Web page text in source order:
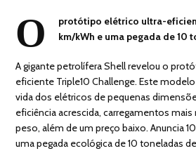
O
protótipo elétrico ultra-
km/kWh e uma pegada de 10
A gigante petrolífera Shell revelou o
eficiente Triple10 Challenge. Este
vida dos elétricos de pequenas
eficiência acrescida, carregamentos mais
peso, além de um preço baixo. Anuncia
uma pegada ecológica de 10 toneladas